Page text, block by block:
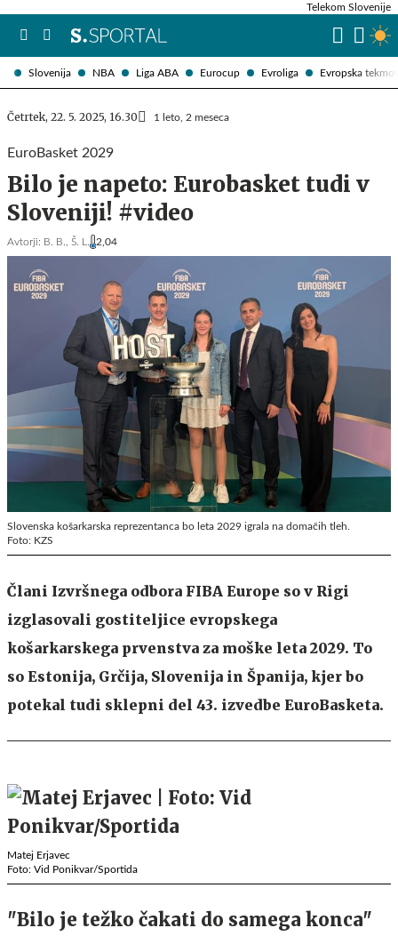
Slovenija NBA Liga ABA Eurocup Evroliga Evropska
Telekom Slovenije
Četrtek, 22. 5. 2025, 16.30 1 leto, 2 meseca
EuroBasket 2029
Bilo je napeto: Eurobasket tudi v
Sloveniji! #video
Avtorji: B. B., Š. L. 2,04
Slovenska košarkarska reprezentanca bo leta 2029 igrala na domačih tleh.
Foto: KZS
Člani Izvršnega odbora FIBA Europe so v Rigi
izglasovali gostiteljice evropskega
košarkarskega prvenstva za moške leta 2029. To
so Estonija, Grčija, Slovenija in Španija, kjer bo
potekal tudi sklepni del 43. izvedbe EuroBasketa.
Matej Erjavec
Foto: Vid Ponikvar/Sportida
"Bilo je težko čakati do samega konca"